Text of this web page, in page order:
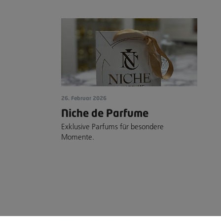
26. Februar 2026
Niche de Parfume
Exklusive Parfums für besondere
Momente.